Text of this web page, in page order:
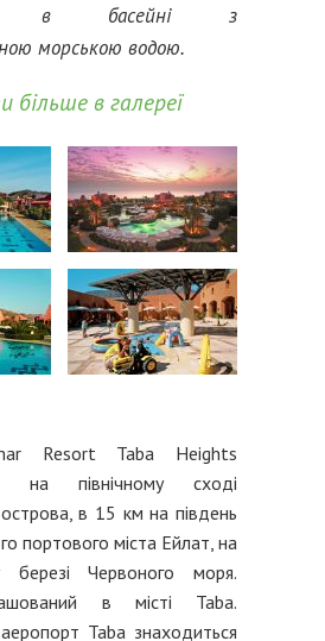
в басейні з
морською водою.
більше в галереї
Resort Taba Heights
на північному сході
в 15 км на південь
портового міста Ейлат, на
березі Червоного моря.
в місті Taba.
Taba знаходиться